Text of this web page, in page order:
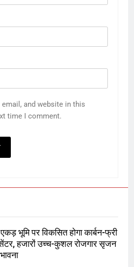
email, and website in this
time I comment.
भूमि पर विकसित होगा कार्बन-फ्री
हजारों उच्च-कुशल रोजगार सृजन
प्रदेश में गांवों में बढ़ेंगी सुविधाएं: 67%
पंचायतों का बजट
चुनाव से पहले लालू परिवार पर बड़ा झटका,
कोर्ट ने IRCTC घोटाले में आरोप
किए